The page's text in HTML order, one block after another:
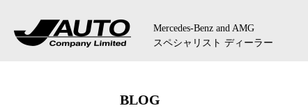
Mercedes-Benz and AMG
スペシャリスト ディーラー
BLOG